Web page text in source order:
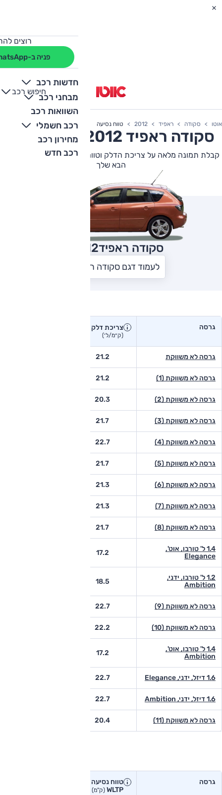
רוצים
פניה ב-WhatsApp
חדשות רכב
מבחני רכב
השוואות רכב
רכב חשמלי
מחירון רכב
רכב חדש
חיפוש רכב
+
-
אוטו סקודה ראפיד 2012 טווח נסיעה
סקודה ראפיד
קבלת תמונה מלאה על צריכת הדלק וטווח הנסיעה של סקודה ראפיד
הבא שלך
סקודה ראפיד2012
לעמוד דגם סקודה ראפיד
גרסה צריכת דלק יצרן
(ק״מ/ל׳)
גרסה לא משווקת 21.2
גרסה לא משווקת (1) 21.2
גרסה לא משווקת (2) 20.3
גרסה לא משווקת (3) 21.7
גרסה לא משווקת (4) 22.7
גרסה לא משווקת (5) 21.7
גרסה לא משווקת (6) 21.3
גרסה לא משווקת (7) 21.3
גרסה לא משווקת (8) 21.7
1.4 ל' טורבו, אוט',
Elegance
17.2
1.2 ל' טורבו, ידני,
Ambition
18.5
גרסה לא משווקת (9) 22.7
גרסה לא משווקת (10) 22.2
1.4 ל' טורבו, אוט',
Ambition
17.2
1.6 דיזל, ידני, Elegance 22.7
1.6 דיזל, ידני, Ambition 22.7
גרסה לא משווקת (11) 20.4
גרסה
טווח נסיעה יצרן
WLTP(ק"מ)